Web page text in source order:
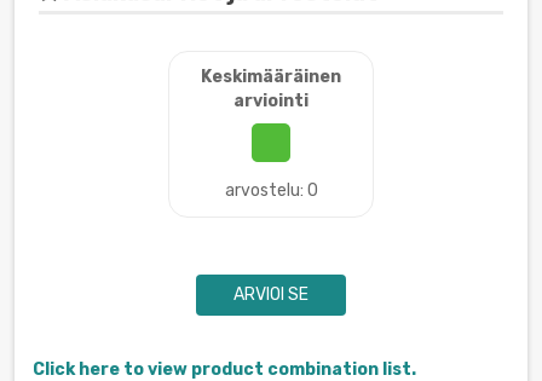
Keskimääräinen
arviointi
arvostelu: 0
ARVIOI SE
Click here to view product combination list.